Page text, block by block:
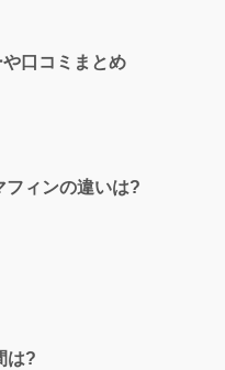
口コミまとめ
フィンの違いは?
は?